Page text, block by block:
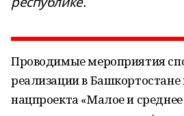
Проводимые мероприятия
реализации в Башкортостане
нацпроекта «Малое и среднее